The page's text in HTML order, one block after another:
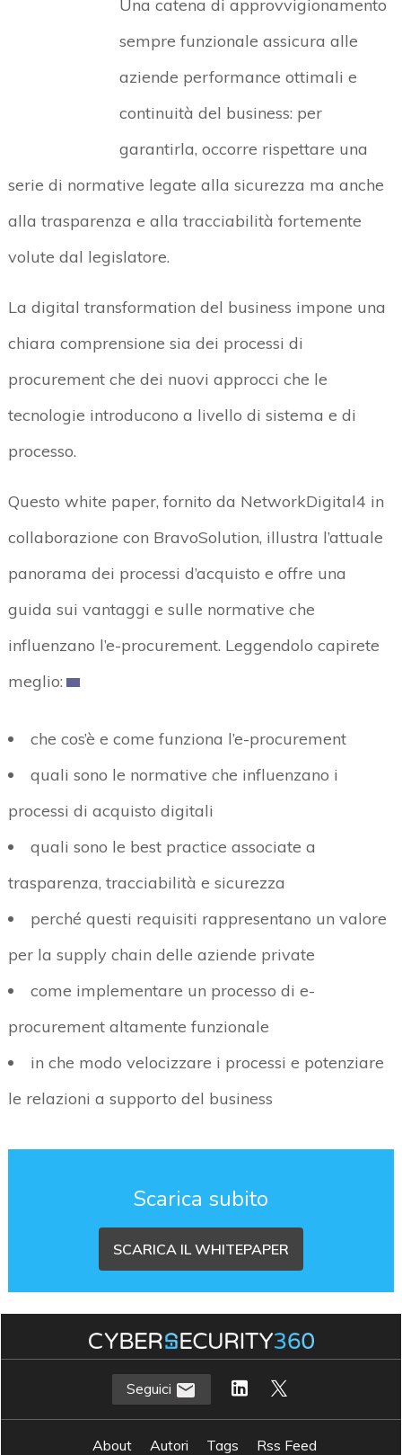
Una catena di approvvigionamento
sempre funzionale assicura alle
aziende performance ottimali e
continuità del business: per
garantirla, occorre rispettare una
serie di normative legate alla sicurezza ma anche
alla trasparenza e alla tracciabilità fortemente
volute dal legislatore.
La digital transformation del business impone una
chiara comprensione sia dei processi di
procurement che dei nuovi approcci che le
tecnologie introducono a livello di sistema e di
processo.
Questo white paper, fornito da NetworkDigital4 in
collaborazione con BravoSolution, illustra l’attuale
panorama dei processi d’acquisto e offre una
guida sui vantaggi e sulle normative che
influenzano l’e-procurement. Leggendolo capirete
meglio:
che cos’è e come funziona l’e-procurement
quali sono le normative che influenzano i
processi di acquisto digitali
quali sono le best practice associate a
trasparenza, tracciabilità e sicurezza
perché questi requisiti rappresentano un valore
per la supply chain delle aziende private
come implementare un processo di e-
procurement altamente funzionale
in che modo velocizzare i processi e potenziare
le relazioni a supporto del business
Scarica subito
SCARICA IL WHITEPAPER
Seguici
About Autori Tags
Rss Feed